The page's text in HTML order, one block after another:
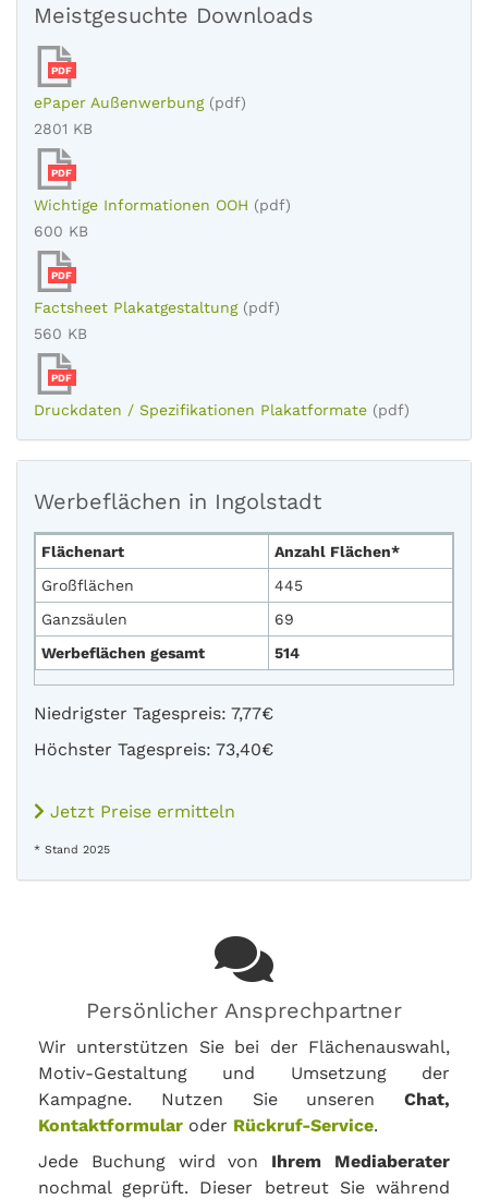
Meistgesuchte Downloads
PDF
ePaper Außenwerbung (pdf)
2801 KB
PDF
Wichtige Informationen OOH (pdf)
600 KB
PDF
Factsheet Plakatgestaltung (pdf)
560 KB
PDF
Druckdaten / Spezifikationen Plakatformate (pdf)
Werbeflächen in Ingolstadt
Flächenart
Anzahl Flächen*
Großflächen
445
Ganzsäulen
69
Werbeflächen gesamt
514
Niedrigster Tagespreis: 7,77€
Höchster Tagespreis: 73,40€
Jetzt Preise ermitteln
* Stand 2025
Persönlicher Ansprechpartner
Wir unterstützen Sie bei der Flächenauswahl,
Motiv-Gestaltung und Umsetzung der
Kampagne. Nutzen Sie unseren Chat,
Kontaktformular oder Rückruf-Service.
Jede Buchung wird von Ihrem Mediaberater
nochmal geprüft. Dieser betreut Sie während